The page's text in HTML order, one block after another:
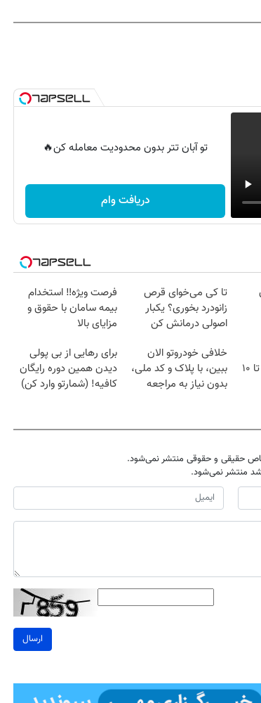
تو آبان تتر بدون محدودیت معامله کن🔥
دریافت وام
تا کی می‌خوای قرص
زانودرد بخوری؟ یکبار
اصولی درمانش کن
فرصت ویژه‼️ استخدام
بیمه سامان با حقوق و
مزایای بالا
طلاسی، از ۰.۵ گرم تا ۱۰
خلافی خودروتو الان
ببین، با پلاک و کد ملی،
بدون نیاز به مراجعه
برای رهایی از بی پولی
دیدن همین دوره رایگان
کافیه! (شمارتو وارد کن)
حقیقی و حقوقی منتشر نمی‌شود.
منتشر نمی‌شود.
ارسال